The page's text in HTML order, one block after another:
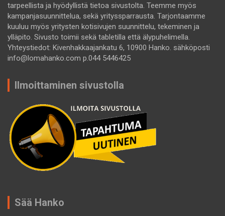
tarpeellista ja hyödyllistä tietoa sivustolta. Teemme myös
kampanjasuunnittelua, sekä yrityssparrausta. Tarjontaamme
kuuluu myös yritysten kotisivujen suunnittelu, tekeminen ja
ylläpito. Sivusto toimii sekä tabletilla että älypuhelimella.
Yhteystiedot: Kivenhakkaajankatu 6, 10900 Hanko. sähköposti
info@lomahanko.com p.044 5446425
Ilmoittaminen sivustolla
Sää Hanko